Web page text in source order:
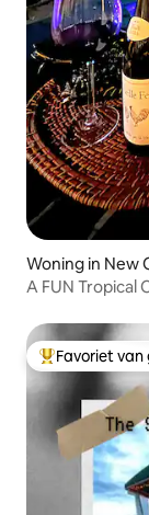
Woning in New
A FUN Tropical
Topfavoriet
Favoriet